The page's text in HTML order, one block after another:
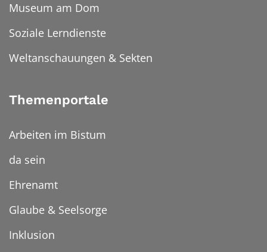
Museum am Dom
Soziale Lerndienste
Weltanschauungen & Sekten
Themenportale
Arbeiten im Bistum
da sein
Ehrenamt
Glaube & Seelsorge
Inklusion